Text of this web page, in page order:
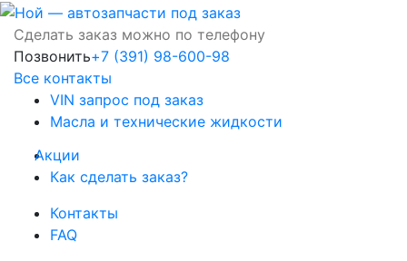
Сделать заказ можно по телефону
Позвонить+7 (391) 98-600-98
Все контакты
VIN запрос под заказ
Масла и технические жидкости
Акции
Как сделать заказ?
Контакты
FAQ